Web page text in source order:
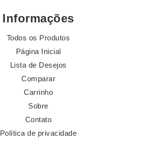
Informações
Todos os Produtos
Página Inicial
Lista de Desejos
Comparar
Carrinho
Sobre
Contato
Política de privacidade